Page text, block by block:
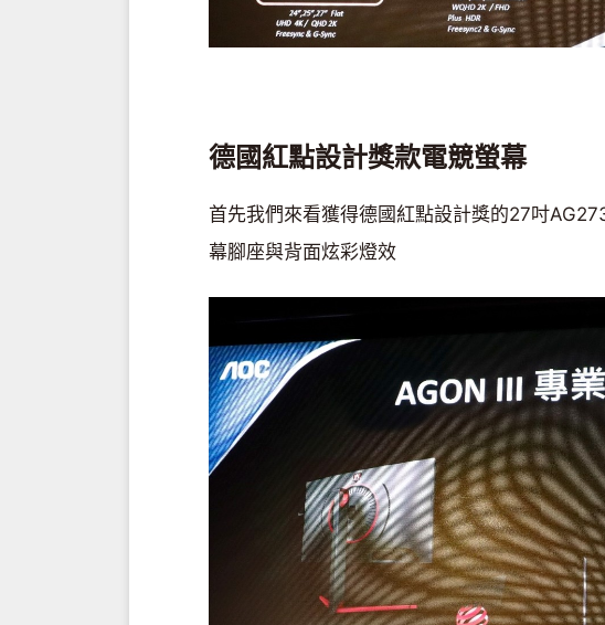
德國紅點設計獎款電競螢幕
首先我們來看獲得德國紅點設計獎的27吋
幕腳座與背面炫彩燈效